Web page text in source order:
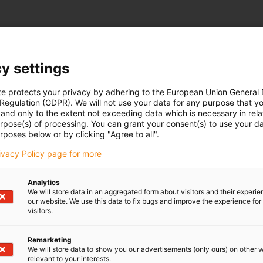
i v obchodě. Díky
automatizované, a tudíž
settings
protects your privacy by adhering to the European Union General
(GDPR). We will not use your data for any purpose that
only to the extent not exceeding data which is necessary in
of processing. You can grant your consent(s) to use your
below or by clicking "Agree to all".
Policy page for more
Analytics
We will store data in an aggregated form about visitors and their
our website. We use this data to fix bugs and improve the experience for
visitors.
Remarketing
We will store data to show you our advertisements (only ours) on other
relevant to your interests.